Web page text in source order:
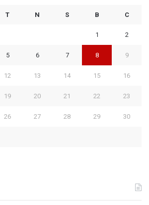
T N S B C
1 2
5 6 7 8 9
12 13 14 15 16
19 20 21 22 23
26 27 28 29 30